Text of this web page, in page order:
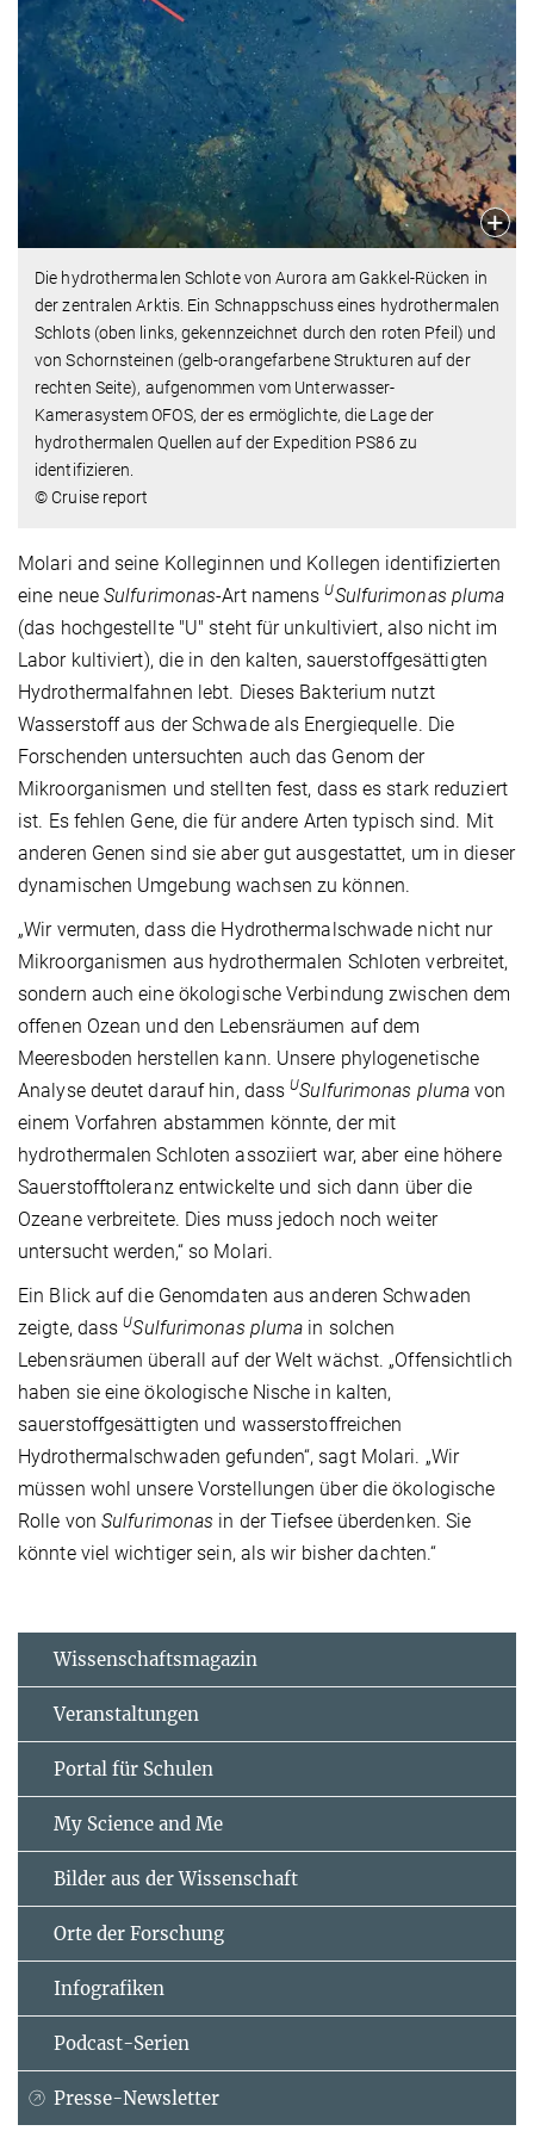
Die hydrothermalen Schlote von Aurora am Gakkel-Rücken in
der zentralen Arktis. Ein Schnappschuss eines hydrothermalen
Schlots (oben links, gekennzeichnet durch den roten Pfeil) und
von Schornsteinen (gelb-orangefarbene Strukturen auf der
rechten Seite), aufgenommen vom Unterwasser-
Kamerasystem OFOS, der es ermöglichte, die Lage der
hydrothermalen Quellen auf der Expedition PS86 zu
identifizieren.
© Cruise report
Molari and seine Kolleginnen und Kollegen identifizierten
eine neue Sulfurimonas-Art namensUSulfurimonas pluma
(das hochgestellte "U" steht für unkultiviert, also nicht im
Labor kultiviert), die in den kalten, sauerstoffgesättigten
Hydrothermalfahnen lebt. Dieses Bakterium nutzt
Wasserstoff aus der Schwade als Energiequelle. Die
Forschenden untersuchten auch das Genom der
Mikroorganismen und stellten fest, dass es stark reduziert
ist. Es fehlen Gene, die für andere Arten typisch sind. Mit
anderen Genen sind sie aber gut ausgestattet, um in dieser
dynamischen Umgebung wachsen zu können.
„Wir vermuten, dass die Hydrothermalschwade nicht nur
Mikroorganismen aus hydrothermalen Schloten verbreitet,
sondern auch eine ökologische Verbindung zwischen dem
offenen Ozean und den Lebensräumen auf dem
Meeresboden herstellen kann. Unsere phylogenetische
Analyse deutet darauf hin, dassUSulfurimonas pluma von
einem Vorfahren abstammen könnte, der mit
hydrothermalen Schloten assoziiert war, aber eine höhere
Sauerstofftoleranz entwickelte und sich dann über die
Ozeane verbreitete. Dies muss jedoch noch weiter
untersucht werden,“ so Molari.
Ein Blick auf die Genomdaten aus anderen Schwaden
zeigte, dassUSulfurimonas pluma in solchen
Lebensräumen überall auf der Welt wächst. „Offensichtlich
haben sie eine ökologische Nische in kalten,
sauerstoffgesättigten und wasserstoffreichen
Hydrothermalschwaden gefunden“, sagt Molari. „Wir
müssen wohl unsere Vorstellungen über die ökologische
Rolle von Sulfurimonas in der Tiefsee überdenken. Sie
könnte viel wichtiger sein, als wir bisher dachten.“
Wissenschaftsmagazin
Veranstaltungen
Portal für Schulen
My Science and Me
Bilder aus der Wissenschaft
Orte der Forschung
Infografiken
Podcast-Serien
Presse-Newsletter